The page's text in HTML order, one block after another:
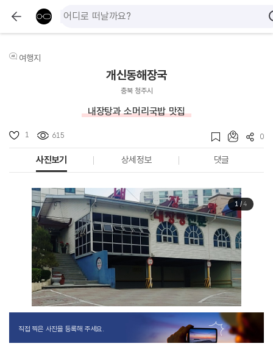
여행지
개신동해장국
충북 청주시
내장탕과 소머리국밥 맛집
1 615 0
사진보기 상세정보 댓글
1/4
직접 찍은 사진을 등록해 주세요.